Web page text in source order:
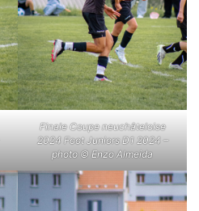
Finale Coupe neuchâteloise
2024 Foot Juniors D1 2024 –
photo © Enzo Almeida